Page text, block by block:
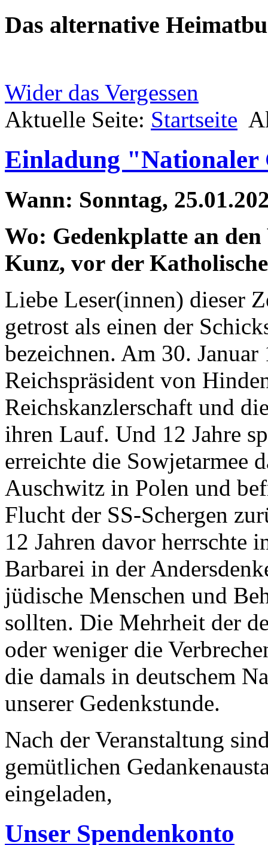
Das alternative
Wider das Vergessen
Aktuelle Seite: Startseite
Einladung "Nationaler
Wann: Sonntag,
Wo: Gedenkplatte an
Kunz, vor der
Liebe Leser(innen) dieser
getrost als einen der
bezeichnen. Am 30.
Reichspräsident von
Reichskanzlerschaft und
ihren Lauf. Und 12 Jahre
erreichte die Sowjetarmee
Auschwitz in Polen und
Flucht der SS-Schergen
12 Jahren davor herrschte
Barbarei in der
jüdische Menschen und
sollten. Die Mehrheit der
oder weniger die
die damals in deutschem
unserer Gedenkstunde.
Nach der Veranstaltung
gemütlichen
eingeladen,
Unser Spendenkonto